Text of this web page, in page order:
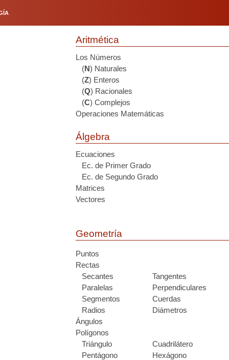
Aritmética
Los Números
(N) Naturales
(Z) Enteros
(Q) Racionales
(C) Complejos
Operaciones Matemáticas
Álgebra
Ecuaciones
Ec. de Primer Grado
Ec. de Segundo Grado
Matrices
Vectores
Geometría
Puntos
Rectas
Secantes
Tangentes
Paralelas
Perpendiculares
Segmentos
Cuerdas
Radios
Diámetros
Ángulos
Polígonos
Triángulo
Cuadrilátero
Pentágono
Hexágono